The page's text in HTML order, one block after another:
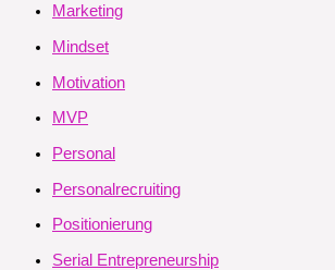
Marketing
Mindset
Motivation
MVP
Personal
Personalrecruiting
Positionierung
Serial Entrepreneurship